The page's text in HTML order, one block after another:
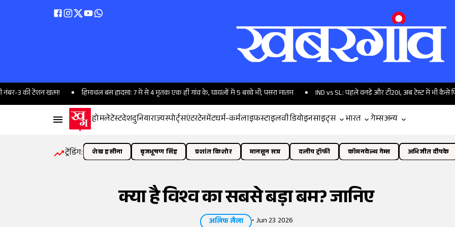
की टेंशन खत्म! हिमाचल बस हादसा: 7 में से 4 मृतक एक ही गांव के, घायलों में 5 बच्चे भी; पसरा मातम IND vs SL: पहले वनडे और टी20I, अब टेस्ट में भी कैसे पिछड़
होमलेटेस्टदेशदुनियाराज्यस्पोर्ट्सएंटरटेनमेंटधर्म-कर्मलाइफस्टाइलवीडियोइनसाइट्स भारत गेम्सअन्य
ट्रेंडिंग: शेख हसीना बृजभूषण सिंह प्रशांत किशोर मानसून सत्र दलीप ट्रॉफी कॉमनवेल्थ गेम्स अभिजीत दीपके
क्या है विश्व का सबसे बड़ा बम? जानिए
अलिफ लैला •Jun 23 2026